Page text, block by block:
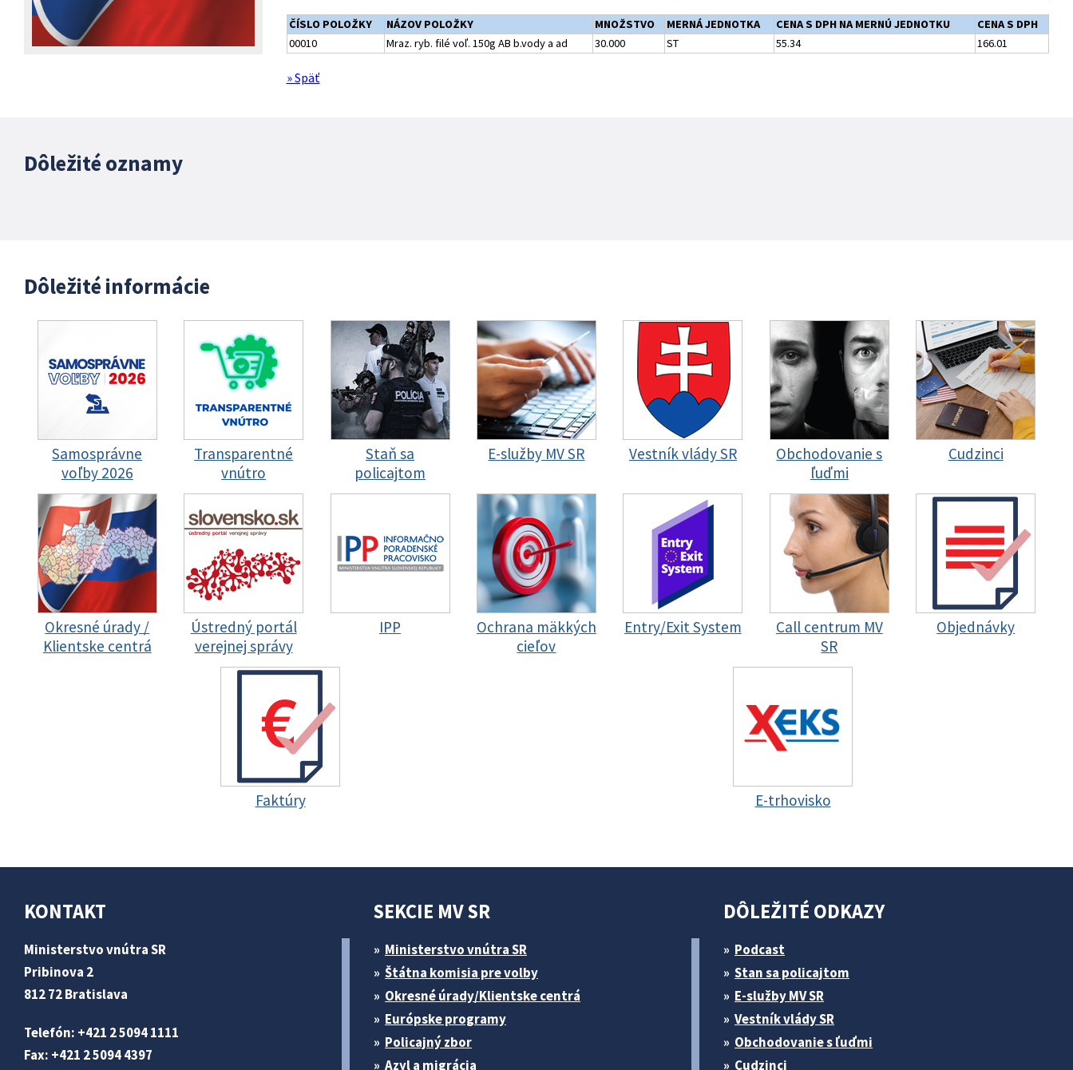
ČÍSLO POLOŽKY NÁZOV POLOŽKY MNOŽSTVO MERNÁ JEDNOTKA CENA S DPH NA MERNÚ JEDNOTKU
CENA S DPH
00010
Mraz. ryb. filé voľ. 150g AB b.vody a ad 30.000 ST 55.34 166.01
» Späť
Dôležité oznamy
Dôležité informácie
Samosprávne
voľby 2026
Transparentné
vnútro
Staň sa
policajtom
E-služby MV SR Vestník vlády SR
Obchodovanie s
ľuďmi
Cudzinci
Okresné úrady /
Klientske centrá
Ústredný portál
verejnej správy
IPP
Ochrana mäkkých
cieľov
Entry/Exit System
Call centrum MV
SR
Objednávky
Faktúry E-trhovisko
KONTAKT
Ministerstvo vnútra SR
Pribinova 2
812 72 Bratislava
Telefón: +421 2 5094 1111
Fax: +421 2 5094 4397
SEKCIE MV SR
Ministerstvo vnútra SR
Štátna komisia pre volby
Okresné úrady/Klientske centrá
Európske programy
Policajný zbor
Azyl a migrácia
DÔLEŽITÉ ODKAZY
Podcast
Stan sa policajtom
E-služby MV SR
Vestník vlády SR
Obchodovanie s ľuďmi
Cudzinci